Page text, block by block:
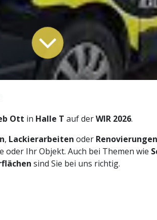
Ott in Halle T auf derWIR 2026.
, Lackierarbeiten oder Renovierungen
Ihr Objekt. Auch bei Themen wie
sind Sie bei uns richtig.